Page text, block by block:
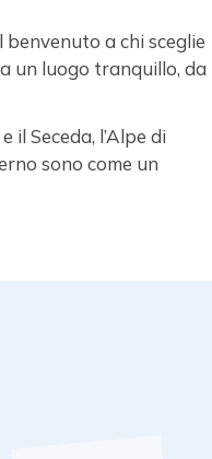
a chi sceglie
un luogo tranquillo, da
Seceda, l’Alpe di
sono come un